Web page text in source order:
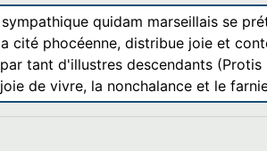
quidam marseillais se
cité phocéenne, distribue joie et
tant d'illustres descendants
de vivre, la nonchalance et le